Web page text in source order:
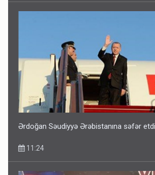
Ərdoğan Səudiyyə Ərəbistanına səfər etdi
11:24